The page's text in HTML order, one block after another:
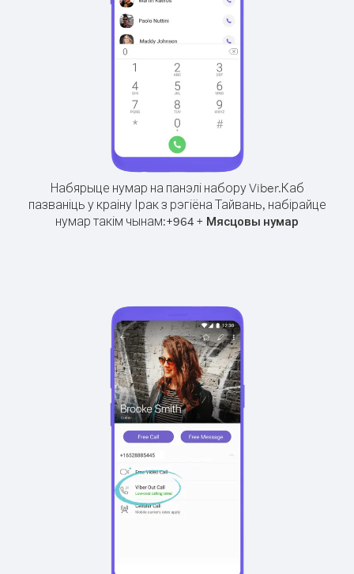
Набярыце нумар на панэлі набору Viber.Каб
пазваніць у краіну Ірак з рэгіёна Тайвань, набірайце
нумар такім чынам:+964 + Мясцовы нумар